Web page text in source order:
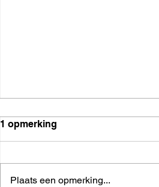
1 opmerking
Plaats een opmerking...